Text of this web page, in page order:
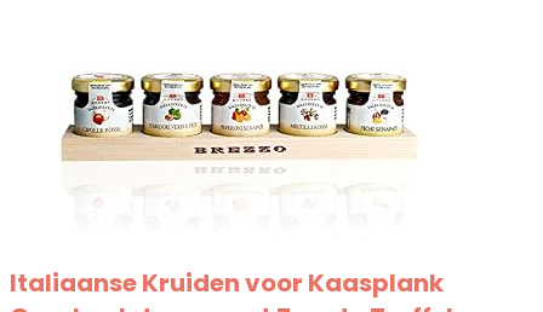
Italiaanse Kruiden voor Kaasplank